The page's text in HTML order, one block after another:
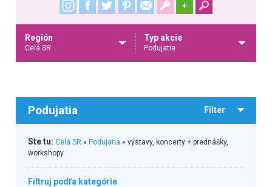
+
Región
Celá SR
Typ akcie
Podujatia
Podujatia Filter
Ste tu: Celá SR» Podujatia » výstavy, koncerty + prednášky,
workshopy
Filtruj podľa kategórie